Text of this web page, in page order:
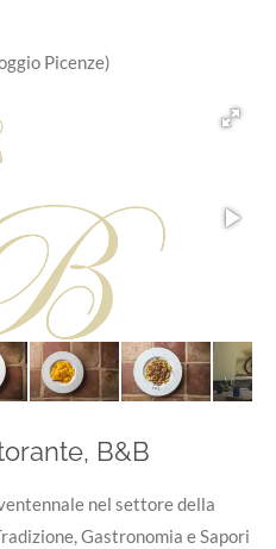
Picenze)
B&B
nel settore della
Gastronomia e Sapori